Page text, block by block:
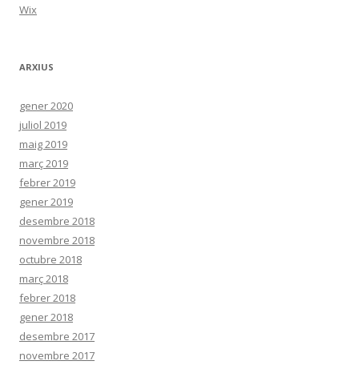
Wix
ARXIUS
gener 2020
juliol 2019
maig 2019
març 2019
febrer 2019
gener 2019
desembre 2018
novembre 2018
octubre 2018
març 2018
febrer 2018
gener 2018
desembre 2017
novembre 2017